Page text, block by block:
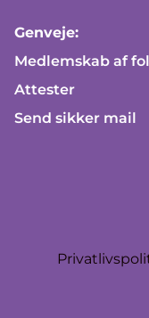
Genveje:
Medlemskab af
Attester
Send sikker mail